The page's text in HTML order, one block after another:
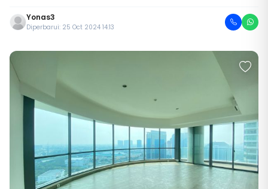
Yonas3
Diperbarui: 25 Oct 2024 14:13